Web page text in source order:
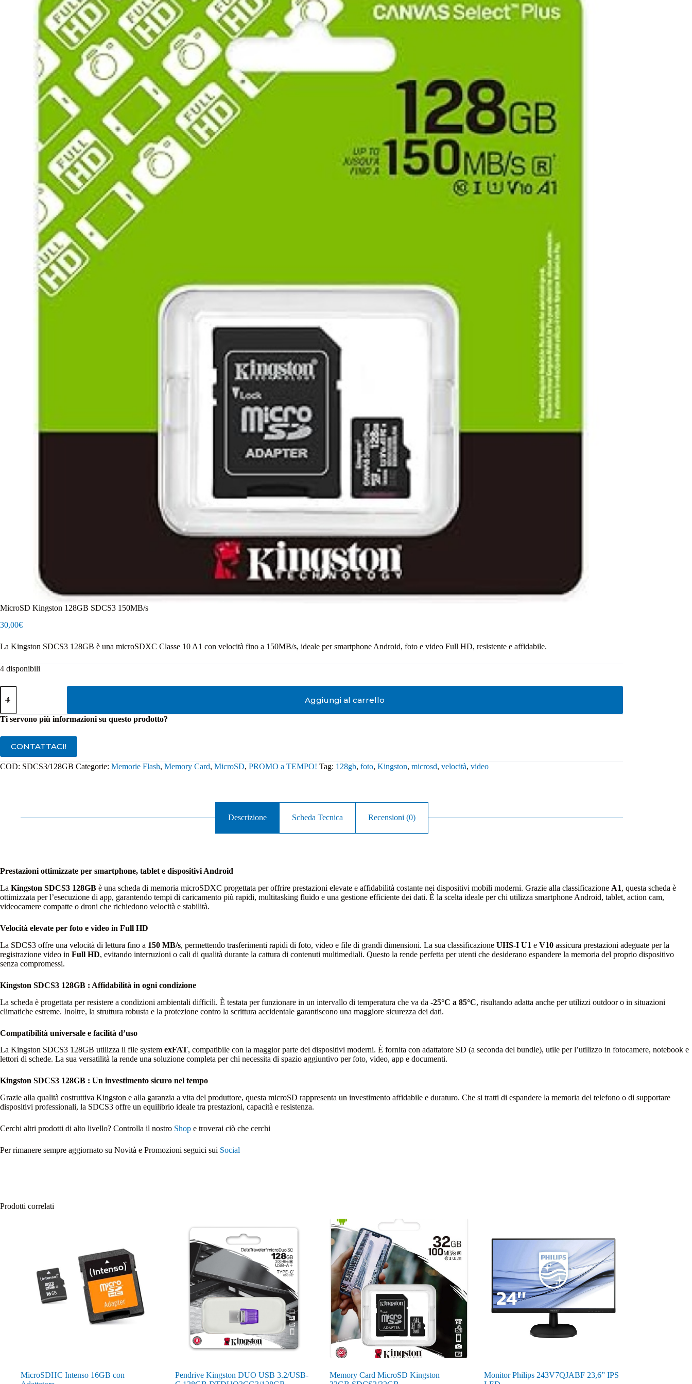
MicroSD Kingston 128GB SDCS3 150MB/s
30,00€
La Kingston SDCS3 128GB è una microSDXC Classe 10 A1 con velocità fino a 150MB/s, ideale per smartphone Android, foto e video Full HD, resistente e affidabile.
4 disponibili
MicroSD
Kingston
SDCS3
150MB/s
Aggiungi al carrello
Ti servono più informazioni su questo prodotto?
CONTATTACI!
COD: SDCS3/128GB Categorie: Memorie Flash, Memory Card, MicroSD, PROMO a TEMPO! Tag: 128gb, foto, Kingston, microsd, velocità, video
Descrizione Scheda Tecnica Recensioni (0)
Prestazioni ottimizzate per smartphone, tablet e dispositivi Android
La Kingston SDCS3 128GB è una scheda di memoria microSDXC progettata per offrire prestazioni elevate e affidabilità costante nei dispositivi mobili moderni. Grazie alla classificazione A1, questa scheda è
ottimizzata per l’esecuzione di app, garantendo tempi di caricamento più rapidi, multitasking fluido e una gestione efficiente dei dati. È la scelta ideale per chi utilizza smartphone Android, tablet, action cam,
videocamere compatte o droni che richiedono velocità e stabilità.
Velocità elevate per foto e video in Full HD
La SDCS3 offre una velocità di lettura fino a 150 MB/s, permettendo trasferimenti rapidi di foto, video e file di grandi dimensioni. La sua classificazione UHS-I U1 e V10 assicura prestazioni adeguate per la
registrazione video in Full HD, evitando interruzioni o cali di qualità durante la cattura di contenuti multimediali. Questo la rende perfetta per utenti che desiderano espandere la memoria del proprio dispositivo
senza compromessi.
Kingston SDCS3 128GB : Affidabilità in ogni condizione
La scheda è progettata per resistere a condizioni ambientali difficili. È testata per funzionare in un intervallo di temperatura che va da -25°C a 85°C, risultando adatta anche per utilizzi outdoor o in situazioni
climatiche estreme. Inoltre, la struttura robusta e la protezione contro la scrittura accidentale garantiscono una maggiore sicurezza dei dati.
Compatibilità universale e facilità d’uso
La Kingston SDCS3 128GB utilizza il file system exFAT, compatibile con la maggior parte dei dispositivi moderni. È fornita con adattatore SD (a seconda del bundle), utile per l’utilizzo in fotocamere, notebook e
lettori di schede. La sua versatilità la rende una soluzione completa per chi necessita di spazio aggiuntivo per foto, video, app e documenti.
Kingston SDCS3 128GB : Un investimento sicuro nel tempo
Grazie alla qualità costruttiva Kingston e alla garanzia a vita del produttore, questa microSD rappresenta un investimento affidabile e duraturo. Che si tratti di espandere la memoria del telefono o di supportare
dispositivi professionali, la SDCS3 offre un equilibrio ideale tra prestazioni, capacità e resistenza.
Cerchi altri prodotti di alto livello? Controlla il nostro Shop e troverai ciò che cerchi
Per rimanere sempre aggiornato su Novità e Promozioni seguici sui Social
Prodotti correlati
MicroSDHC Intenso 16GB con
Pendrive Kingston DUO USB 3.2/USB-
Memory Card MicroSD Kingston
Monitor Philips 243V7QJABF 23,6” IPS